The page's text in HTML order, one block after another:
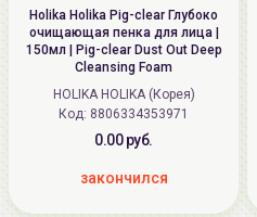
Holika Holika Pig-clear Глубоко
очищающая пенка для лица |
150мл | Pig-clear Dust Out Deep
Cleansing Foam
HOLIKA HOLIKA (Корея)
Код: 8806334353971
0.00 руб.
закончился